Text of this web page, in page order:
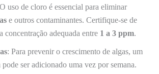
uso de cloro é essencial para eliminar
e outros contaminantes. Certifique-se de
concentração adequada entre 1 a 3 ppm.
: Para prevenir o crescimento de algas, um
ser adicionado uma vez por semana.